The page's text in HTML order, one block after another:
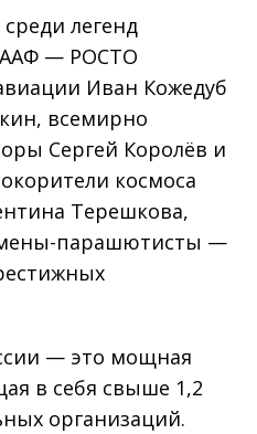
легенд
— РОСТО
Иван Кожедуб
всемирно
Сергей Королёв и
космоса
Терешкова,
парашютисты —
— это мощная
в себя свыше 1,2
организаций.